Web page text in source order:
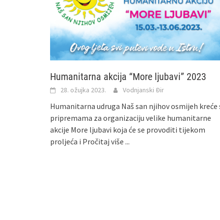
Humanitarna akcija “More ljubavi” 2023
28. ožujka 2023. Vodnjanski Đir
Humanitarna udruga Naš san njihov osmijeh kreće
pripremama za organizaciju velike humanitarne
akcije More ljubavi koja će se provoditi tijekom
proljeća i Pročitaj više ...